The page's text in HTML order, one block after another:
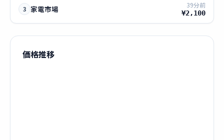
3 家電市場 39分前
¥2,100
価格推移